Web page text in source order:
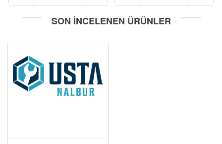
SON İNCELENEN ÜRÜNLER